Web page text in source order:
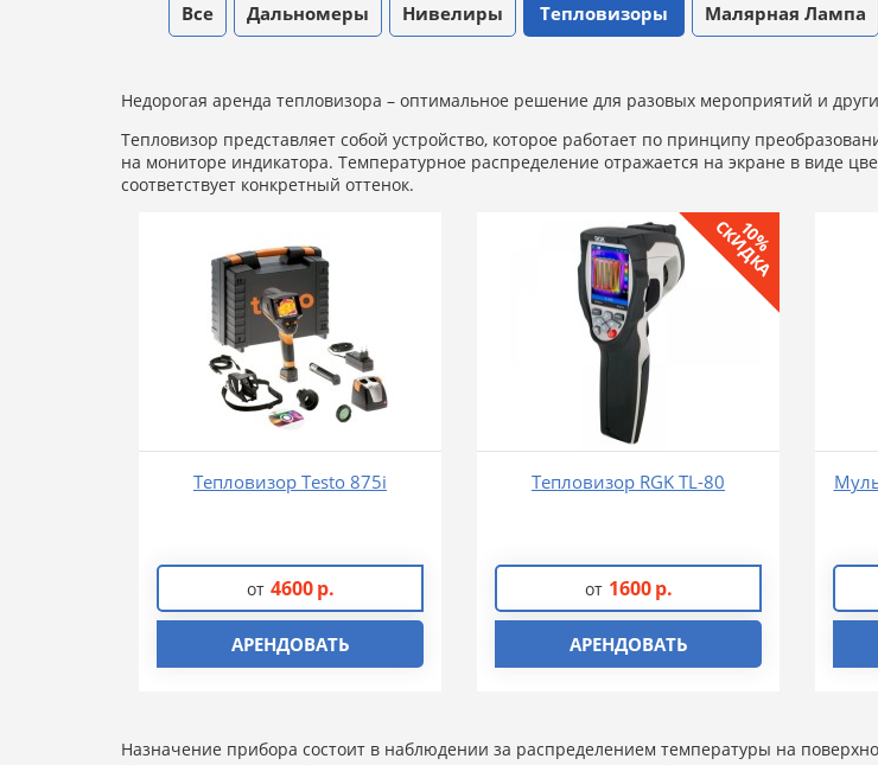
Все Дальномеры Нивелиры Тепловизоры Малярная Лампа
Недорогая аренда тепловизора – оптимальное решение для разовых мероприятий и
Тепловизор представляет собой устройство, которое работает по принципу
на мониторе индикатора. Температурное распределение отражается на экране в виде
соответствует конкретный оттенок.
Тепловизор Testo 875i
от 4600 р.
АРЕНДОВАТЬ
10%
СКИДКА
Тепловизор RGK TL-80
от 1600 р.
АРЕНДОВАТЬ
Назначение прибора состоит в наблюдении за распределением температуры на